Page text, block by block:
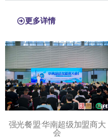
更多详情
强光餐盟·华南超级加盟商大
会